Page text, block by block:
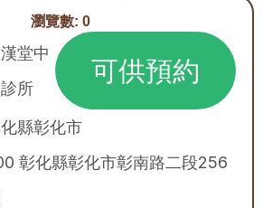
瀏覽數: 0
堂中
所
可供預約
縣彰化市
彰化縣彰化市彰南路二段256